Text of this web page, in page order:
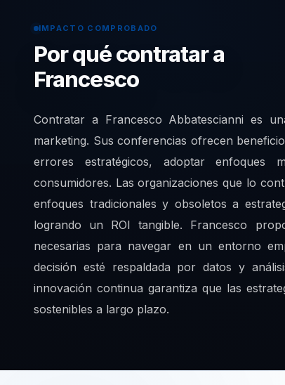
IMPACTO COMPROBADO
Por qué contratar a
Francesco
Contratar a Francesco Abbatescianni es
marketing. Sus conferencias ofrecen
errores estratégicos, adoptar enfoques
consumidores. Las organizaciones que lo
enfoques tradicionales y obsoletos a
logrando un ROI tangible. Francesco
necesarias para navegar en un entorno
decisión esté respaldada por datos y
innovación continua garantiza que las
sostenibles a largo plazo.